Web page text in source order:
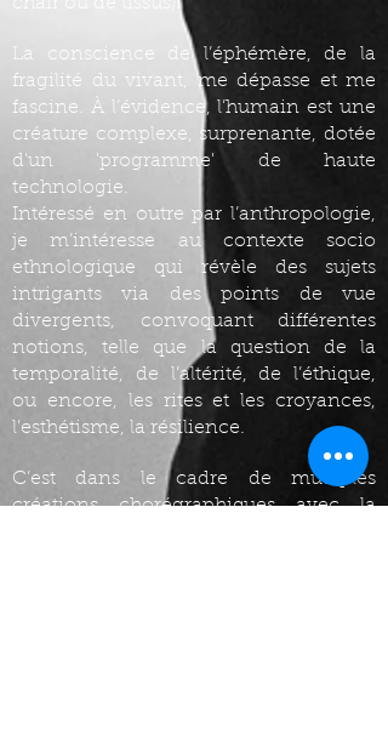
La conscience de l’éphémère, de la
fragilité du vivant, me dépasse et me
fascine. À l’évidence, l’humain est une
créature complexe, surprenante, dotée
d'un 'programme' de haute
technologie.
Intéressé en outre par l’anthropologie,
je m’intéresse au contexte socio
ethnologique qui révèle des sujets
intrigants via des points de vue
divergents, convoquant différentes
notions, telle que la question de la
temporalité, de l’altérité, de l’éthique,
ou encore, les rites et les croyances,
l’esthétisme, la résilience.
C’est dans le cadre de multiples
créations chorégraphiques avec la